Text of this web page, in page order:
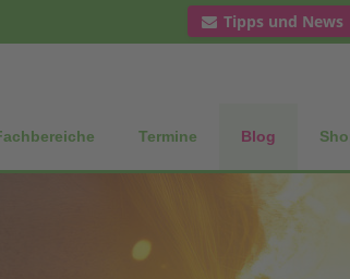
Tipps und News
Termine Blog